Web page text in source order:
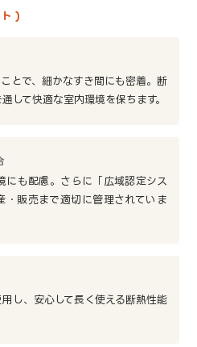
ト )
とで、細かなすき間にも密着。断
して快適な室内環境を保ちます。
にも配慮。さらに「広域認定シス
・販売まで適切に管理されていま
し、安心して長く使える断熱性能